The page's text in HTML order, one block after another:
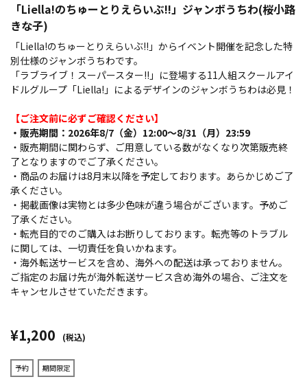
「Liella!のちゅーとりえらいぶ!!」ジャンボうちわ(桜小路
きな子)
「Liella!のちゅーとりえらいぶ!!」からイベント開催を記念した特
別仕様のジャンボうちわです。
「ラブライブ！スーパースター!!」に登場する11人組スクールアイ
ドルグループ「Liella!」によるデザインのジャンボうちわは必見！
【ご注文前に必ずご確認ください】
・販売期間：2026年8/7（金）12:00～8/31（月）23:59
・販売期間に関わらず、ご用意している数がなくなり次第販売終
了となりますのでご了承ください。
・商品のお届けは8月末以降を予定しております。あらかじめご了
承ください。
・掲載画像は実物とは多少色味が違う場合がございます。予めご
了承ください。
・転売目的でのご購入はお断りしております。転売等のトラブル
に関しては、一切責任を負いかねます。
・海外転送サービスを含め、海外への配送は承っておりません。
ご指定のお届け先が海外転送サービス含め海外の場合、ご注文を
キャンセルさせていただきます。
¥1,200 (税込)
予約 期間限定